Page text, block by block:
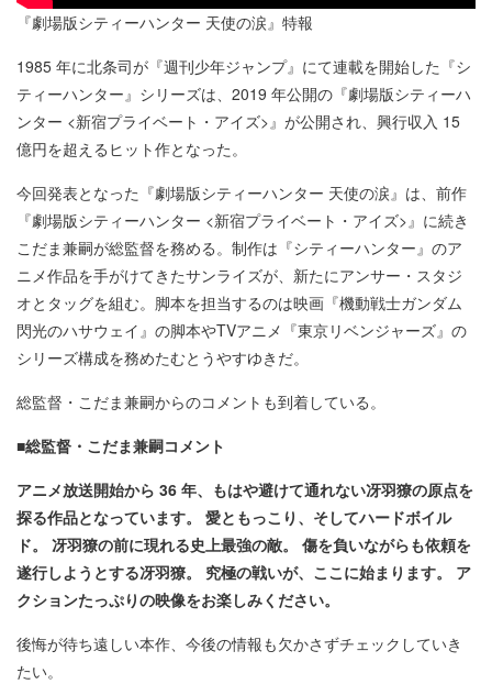
『劇場版シティーハンター 天使の涙』特報
1985 年に北条司が『週刊少年ジャンプ』にて連載を開始した『シ
ティーハンター』シリーズは、2019 年公開の『劇場版シティーハ
ンター <新宿プライベート・アイズ>』が公開され、興行収入 15
億円を超えるヒット作となった。
今回発表となった『劇場版シティーハンター 天使の涙』は、前作
『劇場版シティーハンター <新宿プライベート・アイズ>』に続き
こだま兼嗣が総監督を務める。制作は『シティーハンター』のア
ニメ作品を手がけてきたサンライズが、新たにアンサー・スタジ
オとタッグを組む。脚本を担当するのは映画『機動戦士ガンダム
閃光のハサウェイ』の脚本やTVアニメ『東京リベンジャーズ』の
シリーズ構成を務めたむとうやすゆきだ。
総監督・こだま兼嗣からのコメントも到着している。
■総監督・こだま兼嗣コメント
アニメ放送開始から 36 年、もはや避けて通れない冴羽獠の原点を
探る作品となっています。 愛ともっこり、そしてハードボイル
ド。 冴羽獠の前に現れる史上最強の敵。 傷を負いながらも依頼を
遂行しようとする冴羽獠。 究極の戦いが、ここに始まります。 ア
クションたっぷりの映像をお楽しみください。
後悔が待ち遠しい本作、今後の情報も欠かさずチェックしていき
たい。